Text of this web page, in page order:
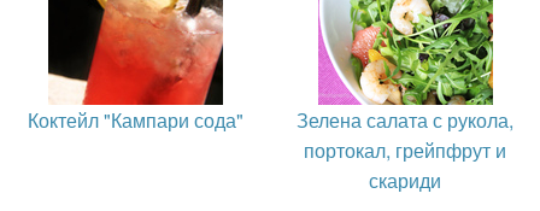
Коктейл "Кампари сода"
Зелена салата с рукола,
портокал, грейпфрут и
скариди